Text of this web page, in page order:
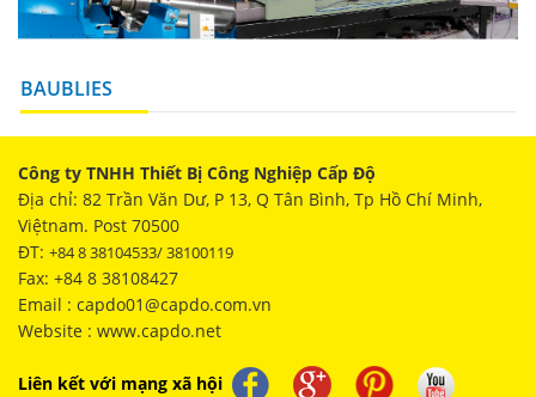
BAUBLIES
Công ty TNHH Thiết Bị Công Nghiệp Cấp Độ
Địa chỉ: 82 Trần Văn Dư, P 13, Q Tân Bình, Tp Hồ Chí Minh,
Việtnam. Post 70500
ĐT: +84 8 38104533/ 38100119
Fax: +84 8 38108427
Email : capdo01@capdo.com.vn
Website : www.capdo.net
Liên kết với mạng xã hội